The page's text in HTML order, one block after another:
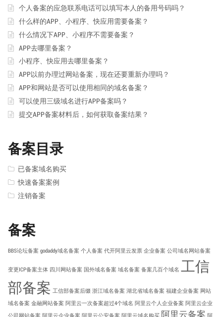
个人备案的应急联系电话可以填写本人的备用号码吗？
什么样的APP、小程序、快应用需要备案？
什么情况下APP、小程序不需要备案？
APP去哪里备案？
小程序、快应用去哪里备案？
APP以前办理过网站备案，现在还要重新办理吗？
APP和网站是否可以使用相同的域名备案？
可以使用三级域名进行APP备案吗？
提交APP备案材料后，如何获取备案结果？
备案目录
已备案域名购买
快速备案案例
注销备案
备案
BBS论坛备案 godaddy域名备案 个人备案 代开阿里云发票 企业备案 公司域名网站备案
变更ICP备案主体 四川网站备案 国外域名备案 域名备案 备案几百个域名 工信
部备案 工信部备案后缀 浙江域名备案 湖北省域名备案 福建企业备案 网站
域名备案 金融网站备案 阿里云一次备案超过4个域名 阿里云个人企业备案 阿里云企业
公司网站备案 阿里云企业备案 阿里云公安备案 阿里云域名购买 阿里云备案 阿